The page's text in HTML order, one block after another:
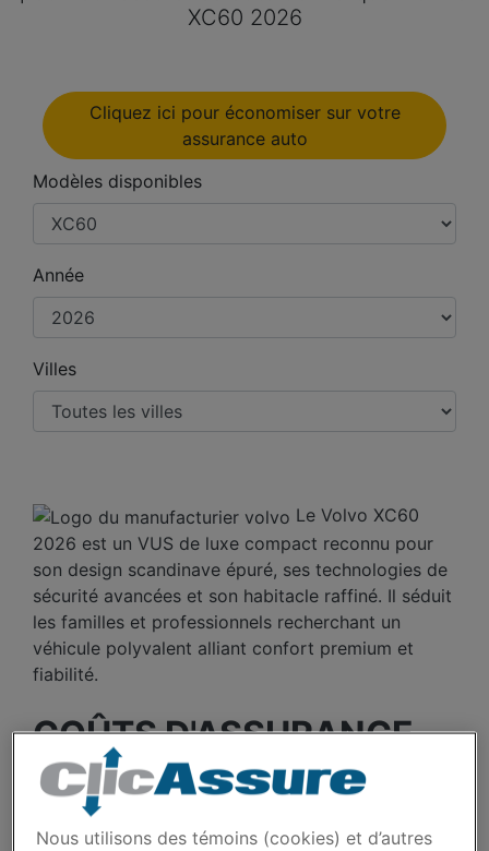
XC60 2026
Cliquez ici pour économiser sur votre
assurance auto
Modèles disponibles
Année
Villes
Le Volvo XC60
2026 est un VUS de luxe compact reconnu pour
son design scandinave épuré, ses technologies de
sécurité avancées et son habitacle raffiné. Il séduit
les familles et professionnels recherchant un
véhicule polyvalent alliant confort premium et
fiabilité.
COÛTS D'ASSURANCE
AUTO VOLVO XC60
2026 DEPUIS 2025.
Nous utilisons des témoins (cookies) et d’autres